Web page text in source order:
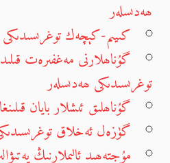
ھەدىسلەر
كىيىم-كېچەك
گۇناھلارنى مەغفىرەت
توغرىسىدىكى ھەدىسلەر
گۇناھلىق ئىشلار بايان
گۈزەل ئەخلاق
مۇجتەھىد ئالىملارنىڭ